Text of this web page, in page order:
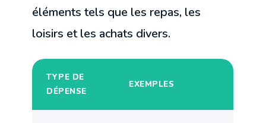
éléments tels que les repas, les
loisirs et les achats divers.
TYPE DE
DÉPENSE
EXEMPLES